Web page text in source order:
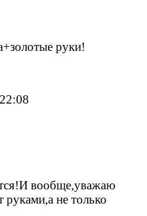
руки!
вообще,уважаю
не только